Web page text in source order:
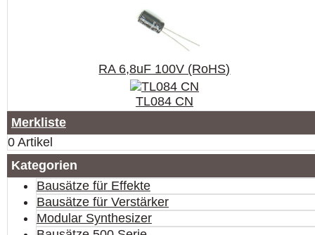
RA 6,8uF 100V (RoHS)
TL084 CN
Merkliste
0 Artikel
Kategorien
Bausätze für Effekte
Bausätze für Verstärker
Modular Synthesizer